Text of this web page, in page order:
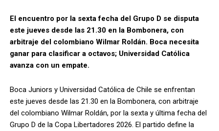
El encuentro por la sexta fecha del Grupo D se disputa
este jueves desde las 21.30 en la Bombonera, con
arbitraje del colombiano Wilmar Roldán. Boca necesita
ganar para clasificar a octavos; Universidad Católica
avanza con un empate.
Boca Juniors y Universidad Católica de Chile se enfrentan
este jueves desde las 21.30 en la Bombonera, con arbitraje
del colombiano Wilmar Roldán, por la sexta y última fecha del
Grupo D de la Copa Libertadores 2026. El partido define la